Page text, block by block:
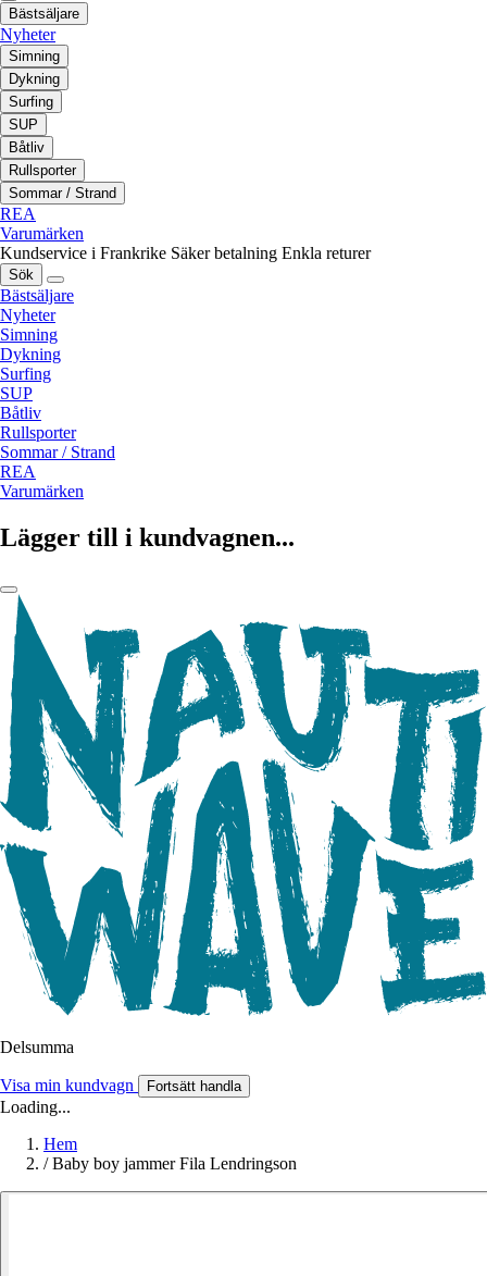
Bästsäljare
Nyheter
Simning
Dykning
Surfing
SUP
Båtliv
Rullsporter
Sommar / Strand
REA
Varumärken
Kundservice i Frankrike Säker betalning Enkla returer
Sök
Bästsäljare
Nyheter
Simning
Dykning
Surfing
SUP
Båtliv
Rullsporter
Sommar / Strand
REA
Varumärken
Lägger till i kundvagnen...
Delsumma
Visa min kundvagn Fortsätt handla
Loading...
Hem
/ Baby boy jammer Fila Lendringson